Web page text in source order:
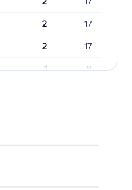
2 17
2 17
1 8